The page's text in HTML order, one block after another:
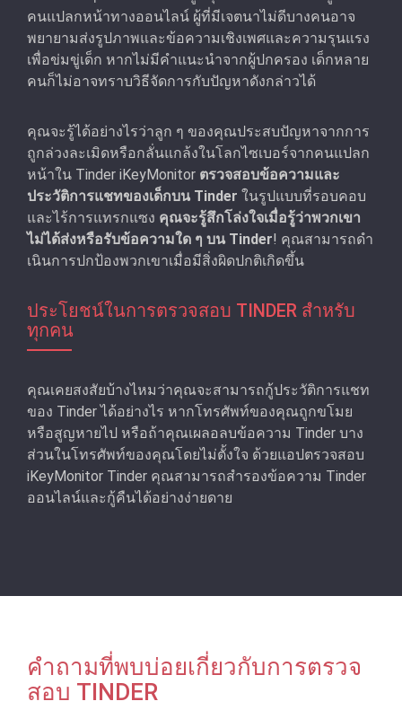
คนแปลกหน้าทางออนไลน์ ผู้ที่มีเจตนาไม่ดีบางคนอาจ
พยายามส่งรูปภาพและข้อความเชิงเพศและความรุนแรง
เพื่อข่มขู่เด็ก หากไม่มีคำแนะนำจากผู้ปกครอง เด็กหลาย
คนก็ไม่อาจทราบวิธีจัดการกับปัญหาดังกล่าวได้
คุณจะรู้ได้อย่างไรว่าลูก ๆ ของคุณประสบปัญหาจากการ
ถูกล่วงละเมิดหรือกลั่นแกล้งในโลกไซเบอร์จากคนแปลก
หน้าใน Tinder iKeyMonitor ตรวจสอบข้อความและ
ประวัติการแชทของเด็กบน Tinder ในรูปแบบที่รอบคอบ
และไร้การแทรกแซง คุณจะรู้สึกโล่งใจเมื่อรู้ว่าพวกเขา
ไม่ได้ส่งหรือรับข้อความใด ๆ บน Tinder! คุณสามารถดํา
เนินการปกป้องพวกเขาเมื่อมีสิ่งผิดปกติเกิดขึ้น
ประโยชน์ในการตรวจสอบ TINDER สําหรับ
ทุกคน
คุณเคยสงสัยบ้างไหมว่าคุณจะสามารถกู้ประวัติการแชท
ของ Tinder ได้อย่างไร หากโทรศัพท์ของคุณถูกขโมย
หรือสูญหายไป หรือถ้าคุณเผลอลบข้อความ Tinder บาง
ส่วนในโทรศัพท์ของคุณโดยไม่ตั้งใจ ด้วยแอปตรวจสอบ
iKeyMonitor Tinder คุณสามารถสํารองข้อความ Tinder
ออนไลน์และกู้คืนได้อย่างง่ายดาย
คําถามที่พบบ่อยเกี่ยวกับการตรวจ
สอบ TINDER